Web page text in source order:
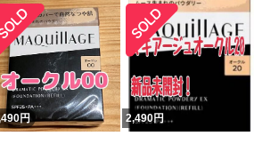
円 2,490円